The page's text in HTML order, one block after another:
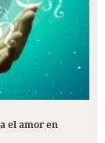
el amor en